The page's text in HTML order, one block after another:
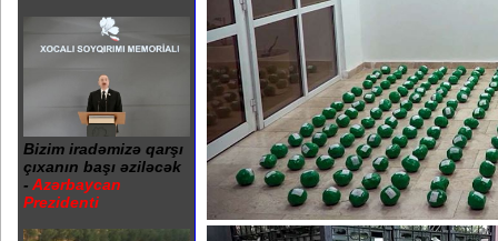
Bizim iradəmizə qarşı
çıxanın başı əziləcək
- Azərbaycan
Prezidenti